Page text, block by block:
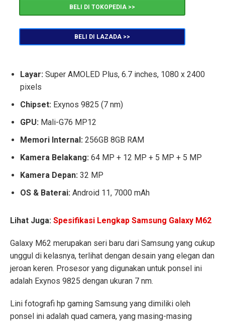
BELI DI TOKOPEDIA >>
BELI DI LAZADA >>
Layar: Super AMOLED Plus, 6.7 inches, 1080 x 2400
pixels
Chipset: Exynos 9825 (7 nm)
GPU: Mali-G76 MP12
Memori Internal: 256GB 8GB RAM
Kamera Belakang: 64 MP + 12 MP + 5 MP + 5 MP
Kamera Depan: 32 MP
OS & Baterai: Android 11, 7000 mAh
Lihat Juga: Spesifikasi Lengkap Samsung Galaxy M62
Galaxy M62 merupakan seri baru dari Samsung yang cukup
unggul di kelasnya, terlihat dengan desain yang elegan dan
jeroan keren. Prosesor yang digunakan untuk ponsel ini
adalah Exynos 9825 dengan ukuran 7 nm.
Lini fotografi hp gaming Samsung yang dimiliki oleh
ponsel ini adalah quad camera, yang masing-masing